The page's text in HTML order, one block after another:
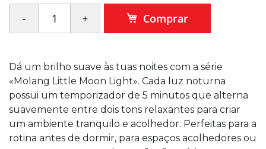
Comprar
Dá um brilho suave às tuas noites com a série
«Molang Little Moon Light». Cada luz noturna
possui um temporizador de 5 minutos que alterna
suavemente entre dois tons relaxantes para criar
um ambiente tranquilo e acolhedor. Perfeitas para a
rotina antes de dormir, para espaços acolhedores ou